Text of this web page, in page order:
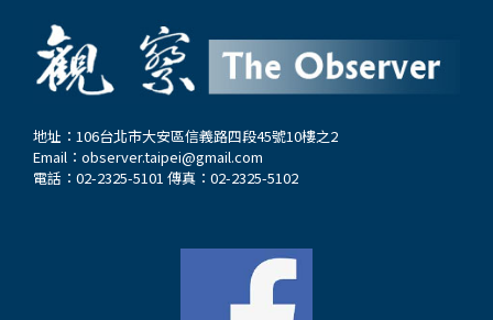
地址：106台北市大安區信義路四段45號10樓之2
Email： observer.taipei@gmail.com
電話：02-2325-5101 傳真：02-2325-5102